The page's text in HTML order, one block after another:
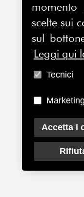
scelte sui
sul
Leggi qui
Tecnici
Marketing
Accetta i